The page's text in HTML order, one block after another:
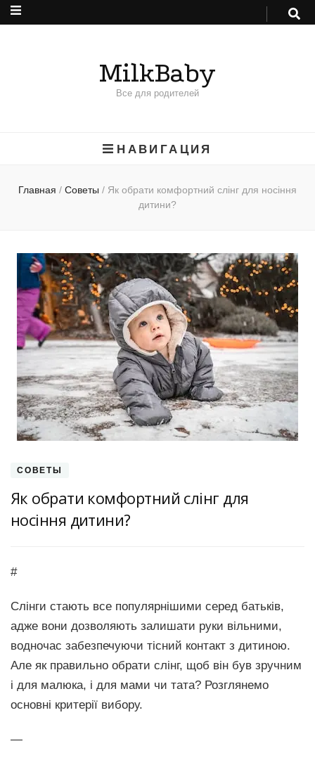
MilkBaby
Все для родителей
НАВИГАЦИЯ
Главная / Советы / Як обрати комфортний слінг для носіння
дитини?
СОВЕТЫ
Як обрати комфортний слінг для
носіння дитини?
#
Слінги стають все популярнішими серед батьків,
адже вони дозволяють залишати руки вільними,
водночас забезпечуючи тісний контакт з дитиною.
Але як правильно обрати слінг, щоб він був зручним
і для малюка, і для мами чи тата? Розглянемо
основні критерії вибору.
—